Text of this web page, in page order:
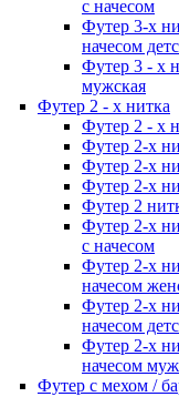
с начесом
Футер 3-х
начесом
Футер 3 - х
мужская
Футер 2 - х нитка
Футер 2 - х
Футер 2-х
Футер 2-х
Футер 2-х
Футер 2
Футер 2-х
с начесом
Футер 2-х
начесом
Футер 2-х
начесом
Футер 2-х
начесом
Футер с мехом /